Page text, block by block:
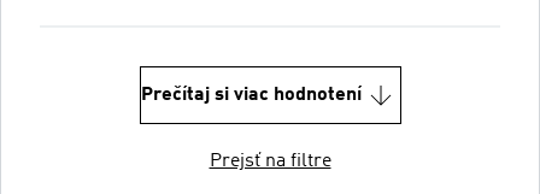
Prečítaj si viac hodnotení
Prejsť na filtre